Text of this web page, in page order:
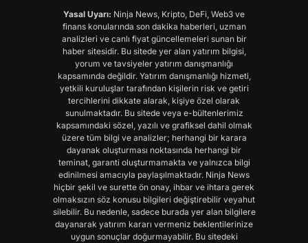
Yasal Uyarı: Ninja News, Kripto, DeFi, Web3 ve
finans konularında son dakika haberleri, uzman
analizleri ve canlı fiyat güncellemeleri sunan bir
haber sitesidir. Bu sitede yer alan yatırım bilgisi,
yorum ve tavsiyeler yatırım danışmanlığı
kapsamında değildir. Yatırım danışmanlığı hizmeti,
yetkili kuruluşlar tarafından kişilerin risk ve getiri
tercihlerini dikkate alarak, kişiye özel olarak
sunulmaktadır. Bu sitede veya e-bültenlerimiz
kapsamındaki sözel, yazılı ve grafiksel dahil olmak
üzere tüm bilgi ve analizler; herhangi bir karara
dayanak oluşturması noktasında herhangi bir
teminat, garanti oluşturmamakta ve yalnızca bilgi
edinilmesi amacıyla paylaşılmaktadır. Ninja News
hiçbir şekil ve surette ön onay, ihbar ve ihtara gerek
olmaksızın söz konusu bilgileri değiştirebilir veyahut
silebilir. Bu nedenle, sadece burada yer alan bilgilere
dayanarak yatırım kararı vermeniz beklentilerinize
uygun sonuçlar doğurmayabilir. Bu sitedeki